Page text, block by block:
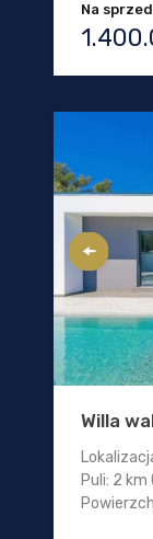
Na
Willa
Puli: 2 km